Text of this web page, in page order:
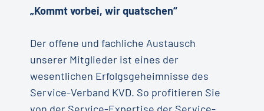
„Kommt vorbei, wir quatschen“
Der offene und fachliche Austausch
unserer Mitglieder ist eines der
wesentlichen Erfolgsgeheimnisse des
Service-Verband KVD. So profitieren Sie